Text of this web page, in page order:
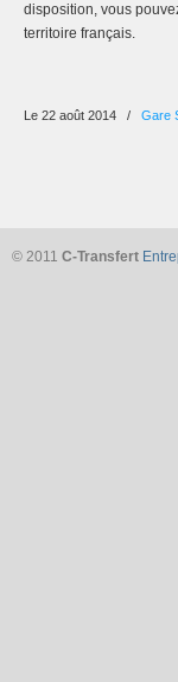
disposition, vous
territoire français.
Le 22 août 2014 / Gare
© 2011 C-Transfert